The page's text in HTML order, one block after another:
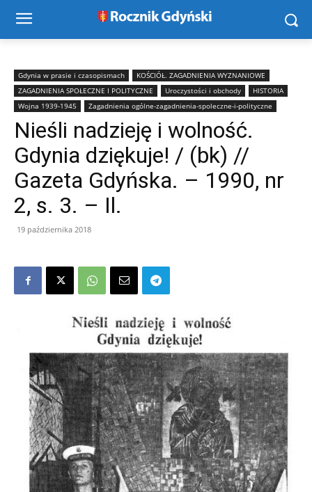
Gdynia w prasie i czasopismach
KOŚCIÓŁ. ZAGADNIENIA WYZNANIOWE
ZAGADNIENIA SPOŁECZNE I POLITYCZNE
Uroczystości i obchody
HISTORIA
Wojna 1939-1945
Zagadnienia ogólne-zagadnienia-spoleczne-i-polityczne
Nieśli nadzieję i wolność.
Gdynia dziękuje! / (bk) //
Gazeta Gdyńska. – 1990, nr
2, s. 3. – Il.
19 października 2018